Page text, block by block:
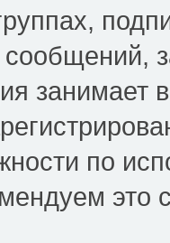
занимает
по
это